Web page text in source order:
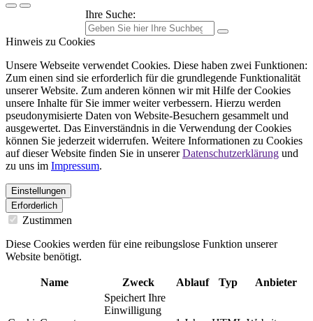
Ihre Suche:
Hinweis zu Cookies
Unsere Webseite verwendet Cookies. Diese haben zwei Funktionen:
Zum einen sind sie erforderlich für die grundlegende Funktionalität
unserer Website. Zum anderen können wir mit Hilfe der Cookies
unsere Inhalte für Sie immer weiter verbessern. Hierzu werden
pseudonymisierte Daten von Website-Besuchern gesammelt und
ausgewertet. Das Einverständnis in die Verwendung der Cookies
können Sie jederzeit widerrufen. Weitere Informationen zu Cookies
auf dieser Website finden Sie in unsererDatenschutzerklärung und
zu uns im Impressum.
Einstellungen
Erforderlich
Zustimmen
Diese Cookies werden für eine reibungslose Funktion unserer
Website benötigt.
Name Zweck Ablauf Typ Anbieter
Speichert Ihre
Einwilligung